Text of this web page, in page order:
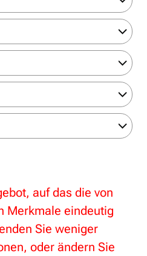
auf das die von
Merkmale eindeutig
Sie weniger
oder ändern Sie